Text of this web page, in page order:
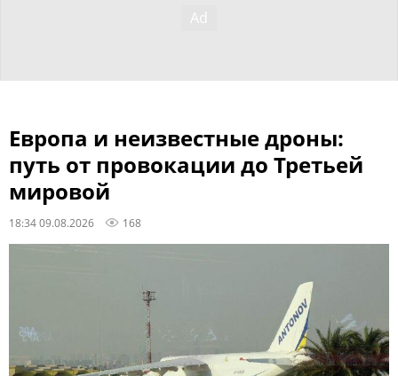
Европа и неизвестные дроны:
путь от провокации до Третьей
мировой
18:34 09.08.2026 168